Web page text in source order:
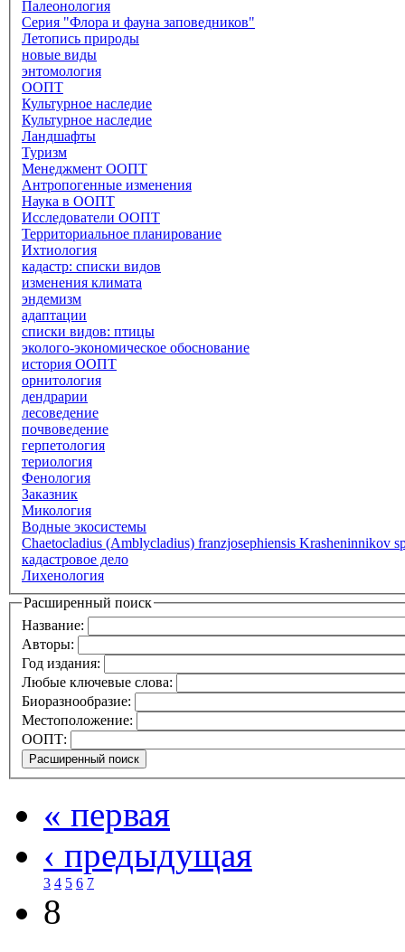
Палеонология
Серия "Флора и фауна заповедников"
Летопись природы
новые виды
энтомология
ООПТ
Культурное наследие
Культурное наследие
Ландшафты
Туризм
Менеджмент ООПТ
Антропогенные изменения
Наука в ООПТ
Исследователи ООПТ
Территориальное планирование
Ихтиология
кадастр: списки видов
изменения климата
эндемизм
адаптации
списки видов: птицы
эколого-экономическое обоснование
история ООПТ
орнитология
дендрарии
лесоведение
почвоведение
герпетология
териология
Фенология
Заказник
Микология
Водные экосистемы
Chaetocladius (Amblycladius) franzjosephiensis Krasheninnikov
кадастровое дело
Лихенология
Расширенный поиск
Название:
Авторы:
Год издания:
Любые ключевые слова:
Биоразнообразие:
Местоположение:
ООПТ:
« первая
‹ предыдущая
3 4 5 6 7
8